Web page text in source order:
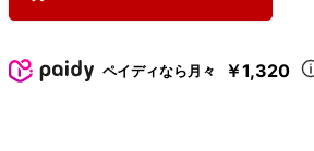
ペイディなら月々 ￥1,320